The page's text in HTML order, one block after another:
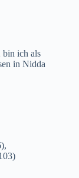
bin ich als
in Nidda